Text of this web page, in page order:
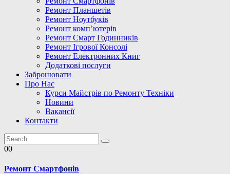
Ремонт Планшетів
Ремонт Ноутбуків
Ремонт комп’ютерів
Ремонт Смарт Годинників
Ремонт Ігрової Консолі
Ремонт Електронних Книг
Додаткові послуги
Забронювати
Про Нас
Курси Майстрів по Ремонту Техніки
Новини
Вакансії
Контакти
00
Ремонт Смартфонів